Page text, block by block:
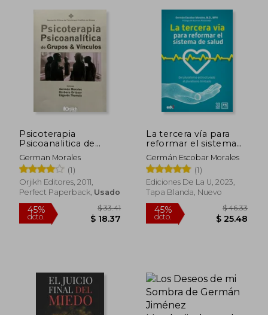
Psicoterapia
Psicoanalitica de
Grupos & Vinculos
German Morales
(1)
Orjikh Editores, 2011,
Perfect Paperback, Usado
45%
La tercera vía para
reformar el sistema
de salud
Germán Escobar Morales
(1)
Ediciones De La U, 2023,
Tapa Blanda, Nuevo
45%
dcto.